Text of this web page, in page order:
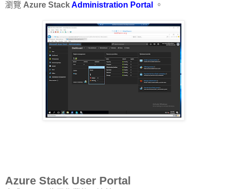
瀏覽 Azure StackAdministration Portal 。
Azure Stack User Portal